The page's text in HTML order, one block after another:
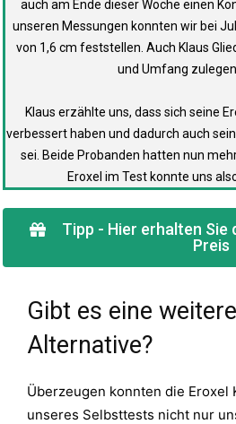
auch am Ende dieser Woche einen
unseren Messungen konnten wir bei
von 1,6 cm feststellen. Auch Klaus
und Umfang
Klaus erzählte uns, dass sich seine
verbessert haben und dadurch auch
sei. Beide Probanden hatten nun
Eroxel im Test konnte uns
Tipp - Hier erhalten Sie
Preis
Gibt es eine
Alternative?
Überzeugen konnten die Eroxel
unseres Selbsttests nicht nur